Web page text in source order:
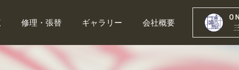
修理・張替 ギャラリー 会社概要